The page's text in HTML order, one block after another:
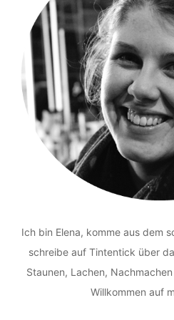
Ich bin Elena, komme aus dem
schreibe auf Tintentick über
Staunen, Lachen,
Willkommen auf